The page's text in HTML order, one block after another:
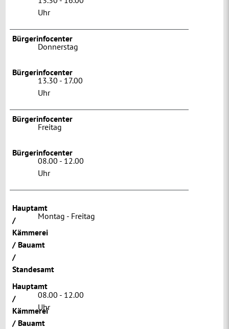
Uhr
Bürgerinfocenter
Donnerstag
Bürgerinfocenter
13.30 - 17.00
Uhr
Bürgerinfocenter
Freitag
Bürgerinfocenter
08.00 - 12.00
Uhr
Hauptamt
/
Kämmerei
/ Bauamt
/
Standesamt
Montag - Freitag
Hauptamt
/
Kämmerei
/ Bauamt
08.00 - 12.00
Uhr